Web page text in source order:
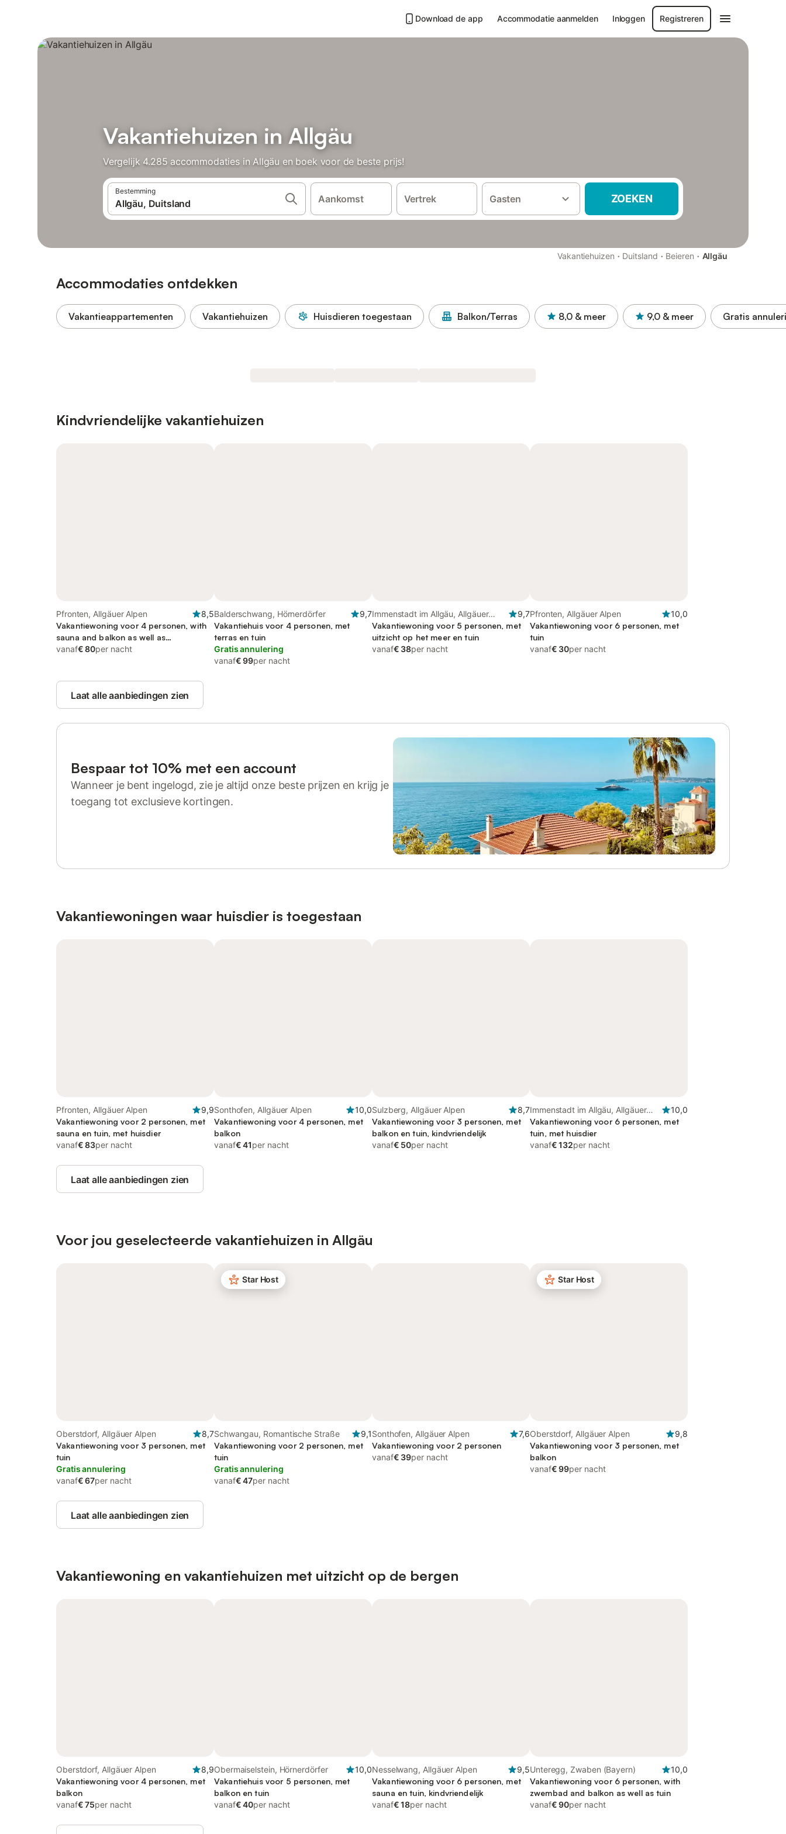
Download de app Accommodatie aanmelden Inloggen Registreren
Vakantiehuizen in Allgäu
Vergelijk 4.285 accommodaties in Allgäu en boek voor de beste prijs!
Bestemming
Aankomst Vertrek Gasten ZOEKEN
Vakantiehuizen · Duitsland · Beieren · Allgäu
Accommodaties ontdekken
Vakantieappartementen Vakantiehuizen Huisdieren toegestaan Balkon/Terras 8,0 & meer 9,0 & meer Gratis
Kindvriendelijke vakantiehuizen
Pfronten, Allgäuer Alpen
8,5
Vakantiewoning voor 4 personen, with
sauna and balkon as well as
balkon/terras
vanaf€ 80per nacht
Balderschwang, Hörnerdörfer
9,7
Vakantiehuis voor 4 personen, met
terras en tuin
Gratis annulering
vanaf€ 99per nacht
Immenstadt im Allgäu, Allgäuer
Alpen
9,7
Vakantiewoning voor 5 personen, met
uitzicht op het meer en tuin
vanaf€ 38per nacht
Pfronten, Allgäuer Alpen
10,0
Vakantiewoning voor 6 personen, met
tuin
vanaf€ 30per nacht
Laat alle aanbiedingen zien
Bespaar tot 10% met een account
Wanneer je bent ingelogd, zie je altijd onze beste prijzen en krijg je
toegang tot exclusieve kortingen.
Vakantiewoningen waar huisdier is toegestaan
Pfronten, Allgäuer Alpen
9,9
Vakantiewoning voor 2 personen, met
sauna en tuin, met huisdier
vanaf€ 83per nacht
Sonthofen, Allgäuer Alpen
10,0
Vakantiewoning voor 4 personen, met
balkon
vanaf€ 41per nacht
Sulzberg, Allgäuer Alpen
8,7
Vakantiewoning voor 3 personen, met
balkon en tuin, kindvriendelijk
vanaf€ 50per nacht
Immenstadt im Allgäu, Allgäuer
Alpen
10,0
Vakantiewoning voor 6 personen, met
tuin, met huisdier
vanaf€ 132per nacht
Laat alle aanbiedingen zien
Voor jou geselecteerde vakantiehuizen in Allgäu
Oberstdorf, Allgäuer Alpen
8,7
Vakantiewoning voor 3 personen, met
tuin
Gratis annulering
vanaf€ 67per nacht
Star Host
Schwangau, Romantische Straße
9,1
Vakantiewoning voor 2 personen, met
tuin
Gratis annulering
vanaf€ 47per nacht
Sonthofen, Allgäuer Alpen
7,6
Vakantiewoning voor 2 personen
vanaf€ 39per nacht
Star Host
Oberstdorf, Allgäuer Alpen
9,8
Vakantiewoning voor 3 personen, met
balkon
vanaf€ 99per nacht
Laat alle aanbiedingen zien
Vakantiewoning en vakantiehuizen met uitzicht op de bergen
Oberstdorf, Allgäuer Alpen
8,9
Vakantiewoning voor 4 personen, met
balkon
vanaf€ 75per nacht
Obermaiselstein, Hörnerdörfer
10,0
Vakantiehuis voor 5 personen, met
balkon en tuin
vanaf€ 40per nacht
Nesselwang, Allgäuer Alpen
9,5
Vakantiewoning voor 6 personen, met
sauna en tuin, kindvriendelijk
vanaf€ 18per nacht
Unteregg, Zwaben (Bayern)
10,0
Vakantiewoning voor 6 personen, with
zwembad and balkon as well as tuin
vanaf€ 90per nacht